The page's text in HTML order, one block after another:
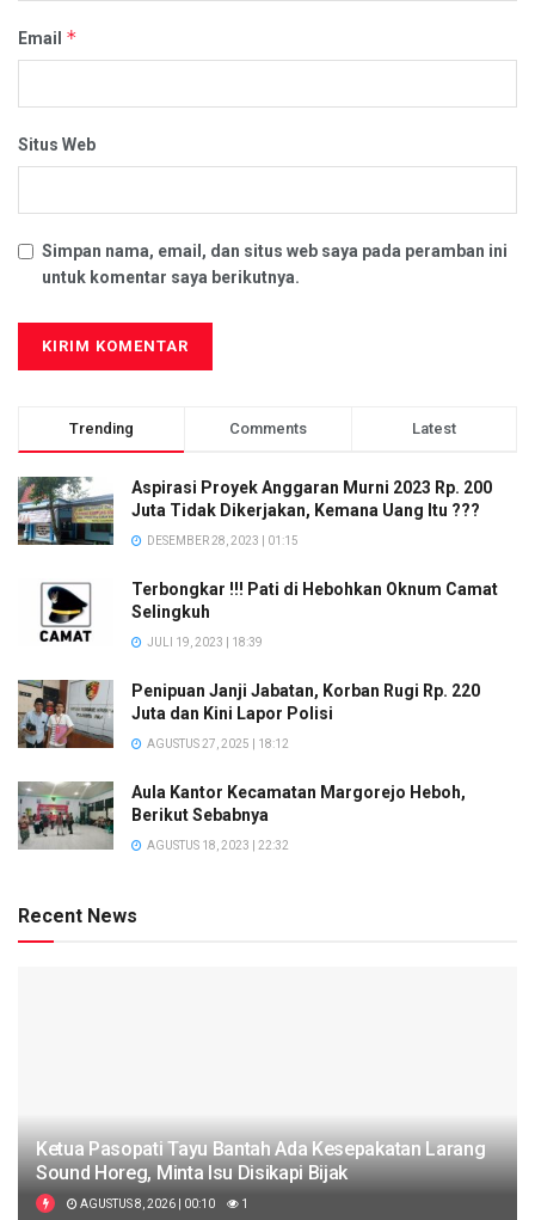
Email *
Situs Web
Simpan nama, email, dan situs web saya pada peramban ini
untuk komentar saya berikutnya.
Trending Comments Latest
Aspirasi Proyek Anggaran Murni 2023 Rp. 200
Juta Tidak Dikerjakan, Kemana Uang Itu ???
DESEMBER 28, 2023 | 01:15
Terbongkar !!! Pati di Hebohkan Oknum Camat
Selingkuh
JULI 19, 2023 | 18:39
Penipuan Janji Jabatan, Korban Rugi Rp. 220
Juta dan Kini Lapor Polisi
AGUSTUS 27, 2025 | 18:12
Aula Kantor Kecamatan Margorejo Heboh,
Berikut Sebabnya
AGUSTUS 18, 2023 | 22:32
Recent News
Ketua Pasopati Tayu Bantah Ada Kesepakatan Larang
Sound Horeg, Minta Isu Disikapi Bijak
AGUSTUS 8, 2026 | 00:10 1